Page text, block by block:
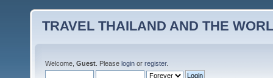
TRAVEL THAILAND AND THE
Welcome, Guest . Please login or register.